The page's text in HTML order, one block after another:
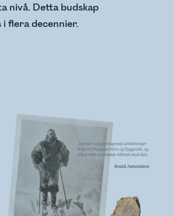
nivå. Detta budskap
flera decennier.